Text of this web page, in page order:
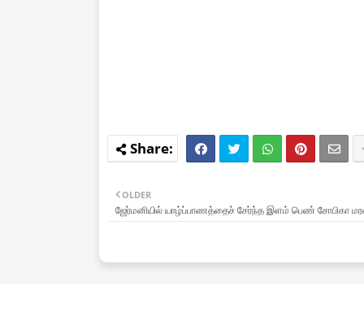
OLDER
ஜேர்மனியில் யாழ்ப்பாணத்தைச் சேர்ந்த இளம் பெண் சோபிகா